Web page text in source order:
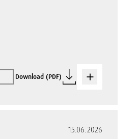
Download (PDF)
15.06.2026